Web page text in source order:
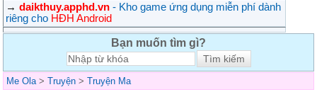
→ daikthuy.apphd.vn - Kho game ứng dụng miễn phí dành
riêng cho HĐH Android
Bạn muốn tìm gì?
Me Ola > Truyện > Truyện Ma